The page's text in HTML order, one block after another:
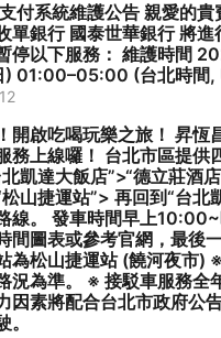
: 26㎡
: 스탠다드 더블베드 1개
인원: 2명 (엑스트라 베드 이용
베드: 가능 (데이베드)
: 샤워실 / 비데 화장실
안내】
만 어린이는 무료로 투숙할 수
상은 1박당 TWD 500(조식 포
다.
객이 있는 경우 사전에 호텔로
을 초과하는 경우 체크인이 불
드 서비스】
입은 엑스트라 베드(데이베드)
당 TWD 800(조식 포함)
정되어 있으므로 사전 요청이
확인 후 제공해 드립니다.
프로젝트 확인
付系統維護公告 親愛的貴
單銀行 國泰世華銀行 將
停以下服務： 維護時間
) 01:00–05:00 (台北時間,
開啟吃喝玩樂之旅！ 昇恆
務上線囉！ 台北市區提供
凱達大飯店”>“德立莊酒
山捷運站”> 再回到“台北
線。 發車時間早上
間圖表或參考官網，最後
為松山捷運站 (饒河夜市)
況為準。 ※ 接駁車服務全
因素將配合台北市政府公